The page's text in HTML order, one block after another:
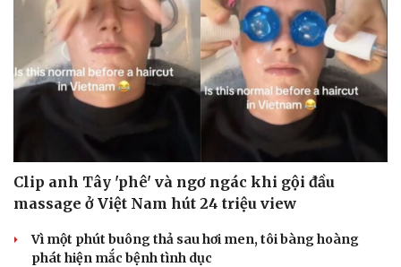
Clip anh Tây 'phê' và ngơ ngác khi gội đầu
massage ở Việt Nam hút 24 triệu view
Vì một phút buông thả sau hơi men, tôi bàng hoàng
phát hiện mắc bệnh tình dục